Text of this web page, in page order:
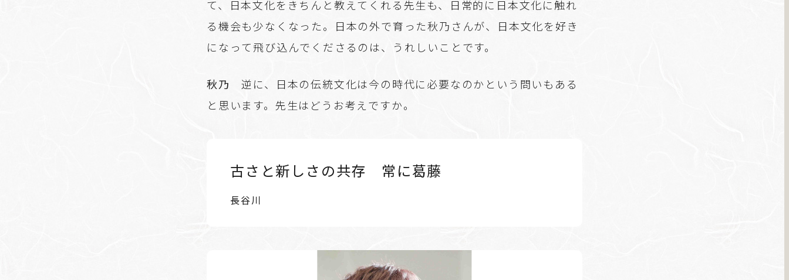
て、日本文化をきちんと教えてくれる先生も、日常的に日本文化に触れ
る機会も少なくなった。日本の外で育った秋乃さんが、日本文化を好き
になって飛び込んでくださるのは、うれしいことです。
秋乃 逆に、日本の伝統文化は今の時代に必要なのかという問いもある
と思います。先生はどうお考えですか。
古さと新しさの共存 常に葛藤
長谷川